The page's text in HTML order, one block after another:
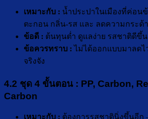
เหมาะกับ : น้ำประปาในเมืองที่ค่อน
ตะกอน กลิ่น-รส และ ลดความกระด้
ข้อดี : ต้นทุนต่ำ ดูแลง่าย รสชาติดีขึ้
ข้อควรทราบ : ไม่ได้ออกแบบมาลด
จริงจัง
4.2 ชุด 4 ขั้นตอน : PP, Carbon,
Carbon
เหมาะกับ : ต้องการรสชาตินิ่งขึ้นอีก